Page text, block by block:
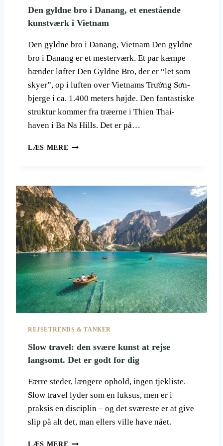
D
E
S
K
S
S
S
O
L
F
G
T
S
”
Den gyldne bro i Danang, et enestående
kunstværk i Vietnam
Den gyldne bro i Danang, Vietnam Den gyldne
bro i Danang er et mesterværk. Et par kæmpe
hænder løfter Den Gyldne Bro, der er “let som
skyer”, op i luften over Vietnams Trường Sơn-
bjerge i ca. 1.400 meters højde. Den fantastiske
struktur kommer fra træerne i Thien Thai-
haven i Ba Na Hills. Det er på…
LÆS MERE D
Y
D
N
E
B
R
O
I
D
A
N
A
G
,
T
N
E
S
T
REJSETRENDS & TANKER
Slow travel: den svære kunst at rejse
langsomt. Det er godt for dig
Færre steder, længere ophold, ingen tjekliste.
Slow travel lyder som en luksus, men er i
praksis en disciplin – og det sværeste er at give
slip på alt det, man ellers ville have nået.
LÆS MERE S